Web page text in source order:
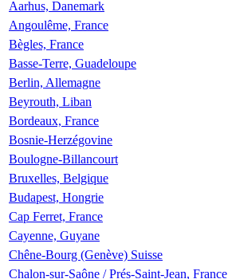
Aarhus, Danemark
Angoulême, France
Bègles, France
Basse-Terre, Guadeloupe
Berlin, Allemagne
Beyrouth, Liban
Bordeaux, France
Bosnie-Herzégovine
Boulogne-Billancourt
Bruxelles, Belgique
Budapest, Hongrie
Cap Ferret, France
Cayenne, Guyane
Chêne-Bourg (Genève) Suisse
Chalon-sur-Saône / Prés-Saint-Jean, France